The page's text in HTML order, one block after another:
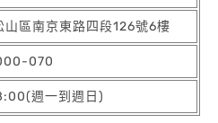
山區南京東路四段126號6樓
070
週一到週日)